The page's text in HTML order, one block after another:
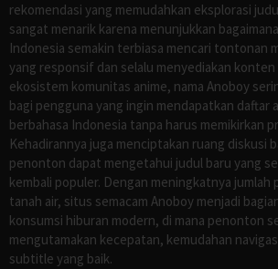
rekomendasi yang memudahkan eksplorasi
sangat menarik karena menunjukkan
Indonesia semakin terbiasa mencari tontonan
yang responsif dan selalu menyediakan konten
ekosistem komunitas anime, nama Anoboy
bagi pengguna yang ingin mendapatkan daftar
berbahasa Indonesia tanpa harus memikirkan
Kehadirannya juga menciptakan ruang diskusi
penonton dapat mengetahui judul baru yang
kembali populer. Dengan meningkatnya jumlah
tanah air, situs semacam Anoboy menjadi
konsumsi hiburan modern, di mana penonton
mengutamakan kecepatan, kemudahan
subtitle yang baik.